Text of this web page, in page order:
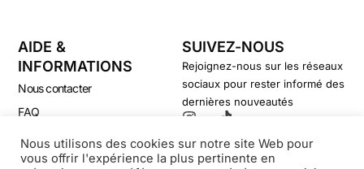
AIDE &
INFORMATIONS
Nous contacter
FAQ
Politique de confidentialité
SUIVEZ-NOUS
Rejoignez-nous sur les réseaux
sociaux pour rester informé des
dernières nouveautés
Nous utilisons des cookies sur notre site Web pour
vous offrir l'expérience la plus pertinente en